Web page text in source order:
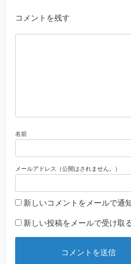
コメントを残す
名前
メールアドレス（公開はされません。）
新しいコメントをメールで通
新しい投稿をメールで受け取